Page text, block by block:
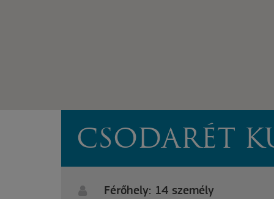
CSODARÉT
Férőhely: 14 személy